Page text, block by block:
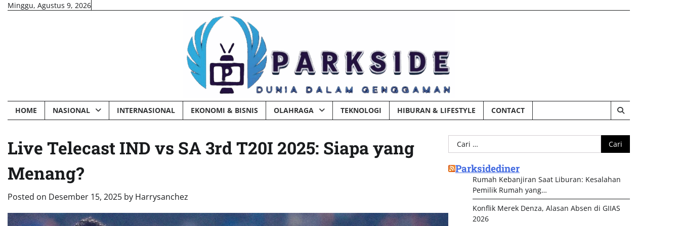
SkipMinggu, Agustus 9, 2026
HOME NASIONAL INTERNASIONAL EKONOMI & BISNIS OLAHRAGA TEKNOLOGI HIBURAN & LIFESTYLE CONTACT
Live Telecast IND vs SA 3rd T20I 2025: Siapa yang
Menang?
Posted on Desember 15, 2025 by Harrysanchez
Cari
untuk:
Parksidediner
Rumah Kebanjiran Saat Liburan: Kesalahan
Pemilik Rumah yang…
Konflik Merek Denza, Alasan Absen di GIIAS
2026